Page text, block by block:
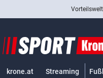
Vorteilswelt
krone.at Streaming